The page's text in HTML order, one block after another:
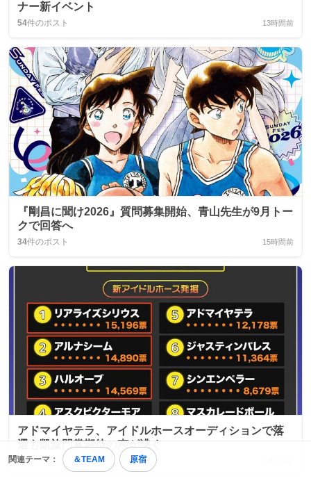
関連テーマ： ＆TEAM 原宿
ナー新イベント
54件のポスト 13時間前
『剛昌に聞け2026』質問募集開始、青山先生が9月トー
クで回答へ
34件のポスト 15時間前
アドマイヤテラ、アイドルホースオーディションで落
選も凱旋門賞期待の声が沸く
41件のポスト